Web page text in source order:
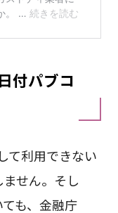
付パブコ
て利用できない
せん。そし
も、金融庁